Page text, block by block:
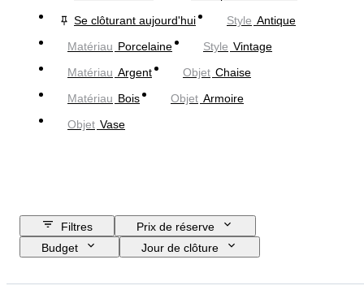
Se clôturant aujourd'hui
Style Antique
Matériau Porcelaine Style Vintage
Matériau Argent Objet Chaise
Matériau Bois Objet Armoire
Objet Vase
Filtres
Prix de réserve
Budget
Jour de clôture